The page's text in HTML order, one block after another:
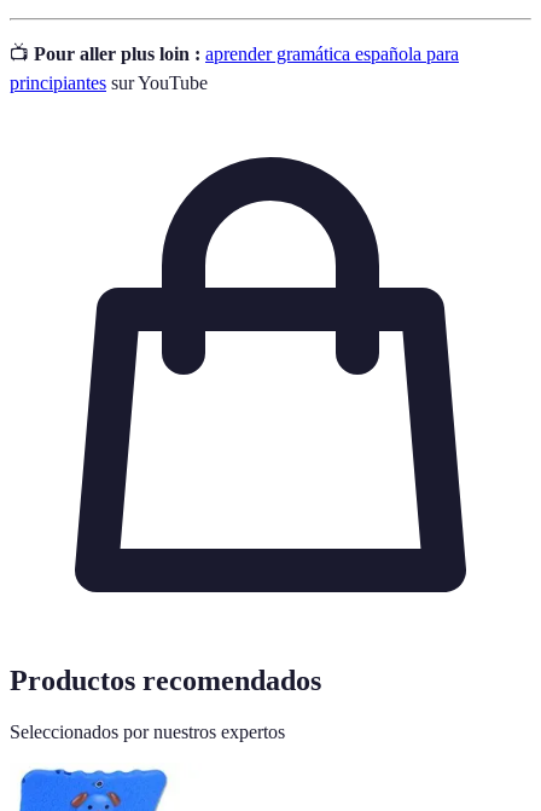
📺 Pour aller plus loin : aprender gramática española para
principiantes sur YouTube
Productos recomendados
Seleccionados por nuestros expertos